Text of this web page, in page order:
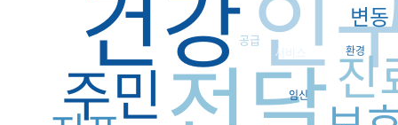
주민 진
변동
서비스
공급
환경
임신